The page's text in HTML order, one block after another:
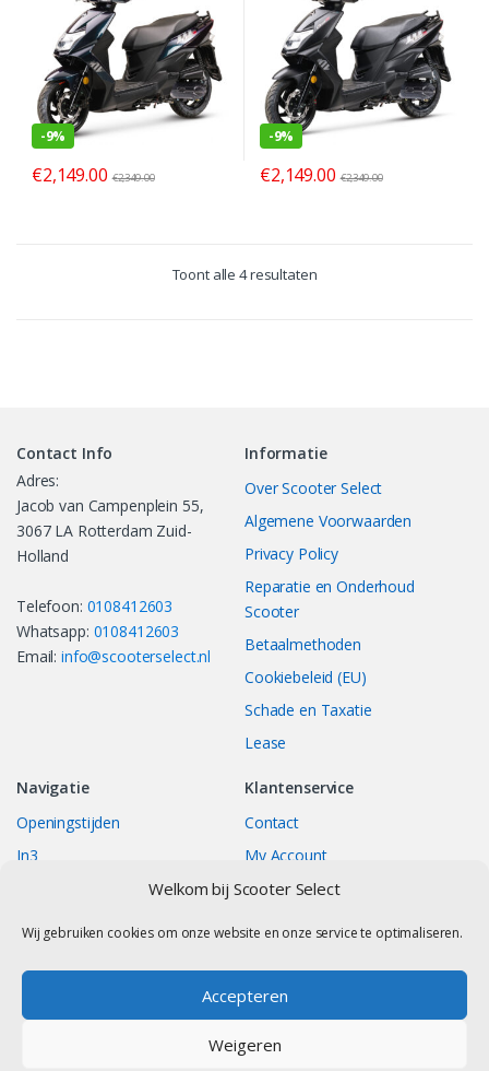
Welkom bij Scooter Select
Wij gebruiken cookies om onze website en onze service te optimaliseren.
Accepteren
Weigeren
-9%
€2,149.00 €2,349.00
-9%
€2,149.00 €2,349.00
Toont alle 4 resultaten
Contact Info
Adres:
Jacob van Campenplein 55,
3067 LA Rotterdam Zuid-
Holland
Telefoon: 0108412603
Whatsapp: 0108412603
Email:info@scooterselect.nl
Informatie
Over Scooter Select
Algemene Voorwaarden
Privacy Policy
Reparatie en Onderhoud
Scooter
Betaalmethoden
Cookiebeleid (EU)
Schade en Taxatie
Lease
Navigatie
Openingstijden
In3
Klantenservice
Contact
My Account
Track your Order